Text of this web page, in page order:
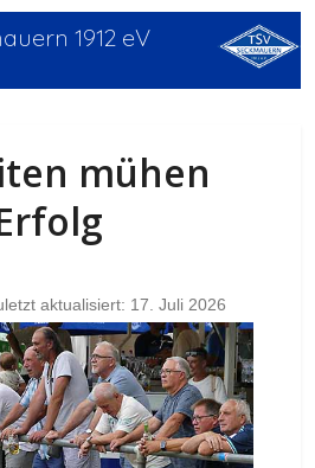
1912 eV
mühen
aktualisiert: 17. Juli 2026